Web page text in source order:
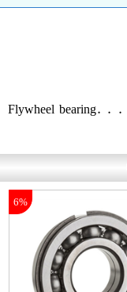
.بلبرینگ کش فلایویل پراید و مزدا . . . . . . .Flywheel bearing
6%